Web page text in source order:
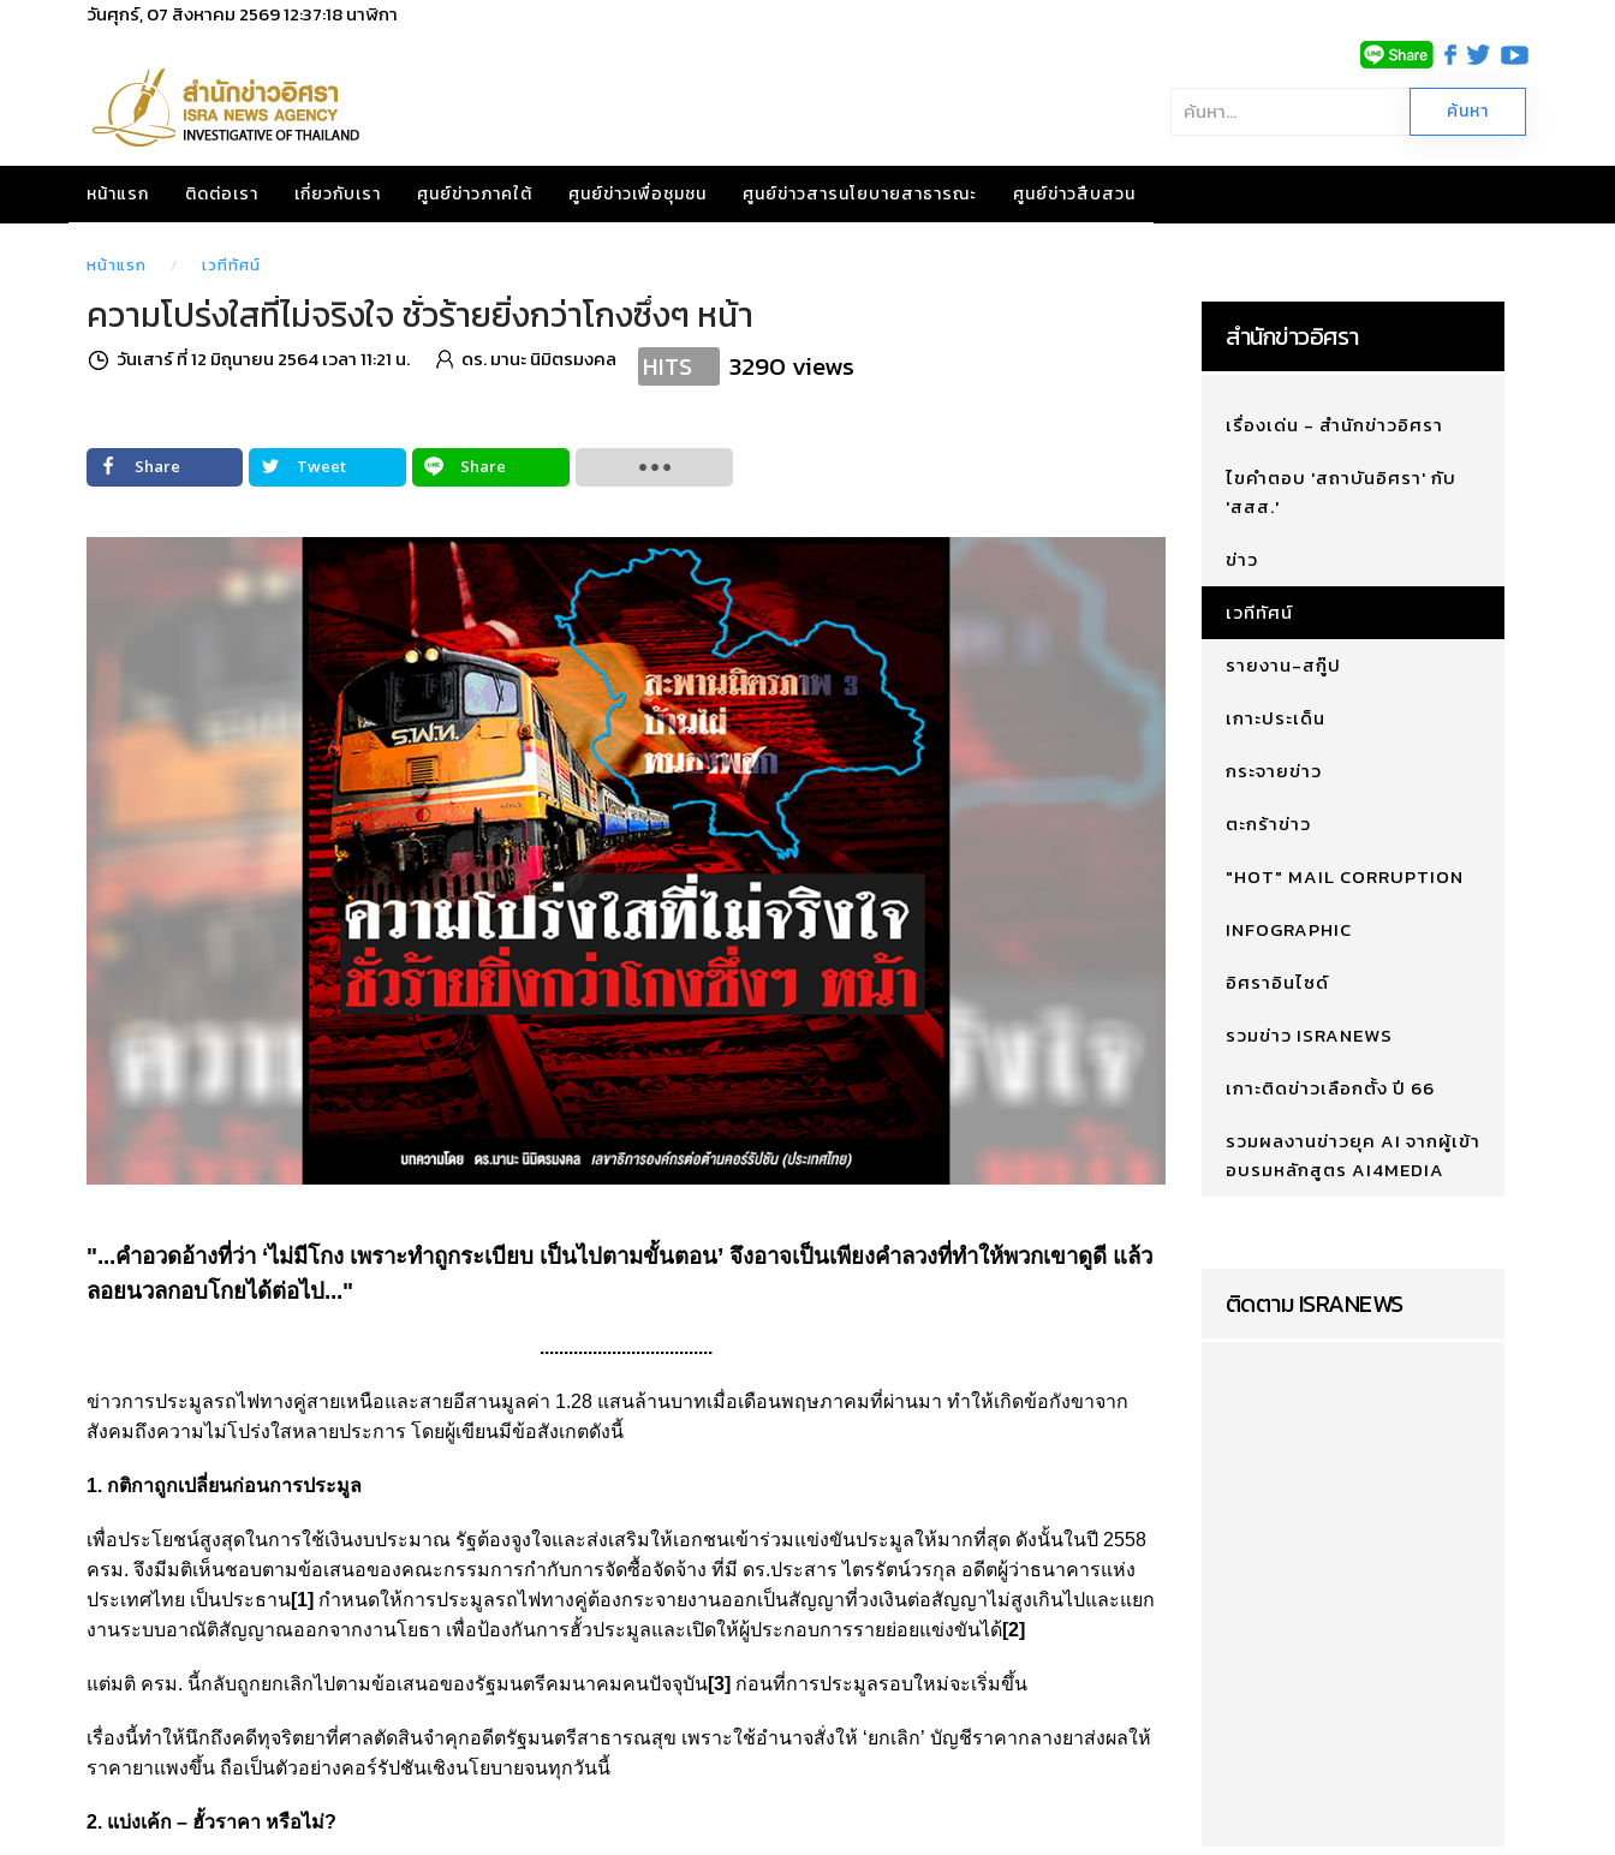
วันศุกร์, 07 สิงหาคม 256912:37:20นาฬิกา
หน้าแรก ติดต่อเรา เกี่ยวกับเรา ศูนย์ข่าวภาคใต้ ศูนย์ข่าวเพื่อชุมชน ศูนย์ข่าวสารนโยบายสาธารณะ ศูนย์ข่าวสืบสวน
หน้าแรก เวทีทัศน์
ความโปร่งใสที่ไม่จริงใจ ชั่วร้ายยิ่งกว่าโกงซึ่งๆ หน้า
วันเสาร์ ที่ 12 มิถุนายน 2564 เวลา 11:21 น. ดร. มานะ นิมิตรมงคล HITS 3290 views
Share Tweet Share
"...คำอวดอ้างที่ว่า ‘ไม่มีโกง เพราะทำถูกระเบียบ เป็นไปตามขั้นตอน’ จึงอาจเป็นเพียงคำลวงที่ทำให้พวกเขาดูดี แล้ว
ลอยนวลกอบโกยได้ต่อไป..."
....................................
ข่าวการประมูลรถไฟทางคู่สายเหนือและสายอีสานมูลค่า 1.28 แสนล้านบาทเมื่อเดือนพฤษภาคมที่ผ่านมา ทำให้เกิดข้อกังขาจาก
สังคมถึงความไม่โปร่งใสหลายประการ โดยผู้เขียนมีข้อสังเกตดังนี้
1. กติกาถูกเปลี่ยนก่อนการประมูล
เพื่อประโยชน์สูงสุดในการใช้เงินงบประมาณ รัฐต้องจูงใจและส่งเสริมให้เอกชนเข้าร่วมแข่งขันประมูลให้มากที่สุด ดังนั้นในปี 2558
ครม. จึงมีมติเห็นชอบตามข้อเสนอของคณะกรรมการกำกับการจัดซื้อจัดจ้าง ที่มี ดร.ประสาร ไตรรัตน์วรกุล อดีตผู้ว่าธนาคารแห่ง
ประเทศไทย เป็นประธาน[1] กำหนดให้การประมูลรถไฟทางคู่ต้องกระจายงานออกเป็นสัญญาที่วงเงินต่อสัญญาไม่สูงเกินไปและแยก
งานระบบอาณัติสัญญาณออกจากงานโยธา เพื่อป้องกันการฮั้วประมูลและเปิดให้ผู้ประกอบการรายย่อยแข่งขันได้[2]
แต่มติ ครม. นี้กลับถูกยกเลิกไปตามข้อเสนอของรัฐมนตรีคมนาคมคนปัจจุบัน[3] ก่อนที่การประมูลรอบใหม่จะเริ่มขึ้น
เรื่องนี้ทำให้นึกถึงคดีทุจริตยาที่ศาลตัดสินจำคุกอดีตรัฐมนตรีสาธารณสุข เพราะใช้อำนาจสั่งให้ ‘ยกเลิก’ บัญชีราคากลางยาส่งผลให้
ราคายาแพงขึ้น ถือเป็นตัวอย่างคอร์รัปชันเชิงนโยบายจนทุกวันนี้
2. แบ่งเค้ก – ฮั้วราคา หรือไม่?
สำนักข่าวอิศรา
เรื่องเด่น - สำนักข่าวอิศรา
ไขคำตอบ 'สถาบันอิศรา' กับ
'สสส.'
ข่าว
เวทีทัศน์
รายงาน-สกู๊ป
เกาะประเด็น
กระจายข่าว
ตะกร้าข่าว
"HOT" MAIL CORRUPTION
INFOGRAPHIC
อิศราอินไซด์
รวมข่าว ISRANEWS
เกาะติดข่าวเลือกตั้ง ปี 66
รวมผลงานข่าวยุค AI จากผู้เข้า
อบรมหลักสูตร AI4MEDIA
ติดตาม ISRANEWS